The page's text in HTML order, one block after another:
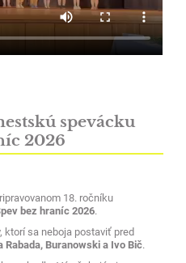
spevácku
2026
18. ročníku
bez hraníc 2026.
ktorí sa neboja postaviť pred
Rabada, Buranowski a Ivo Bič.